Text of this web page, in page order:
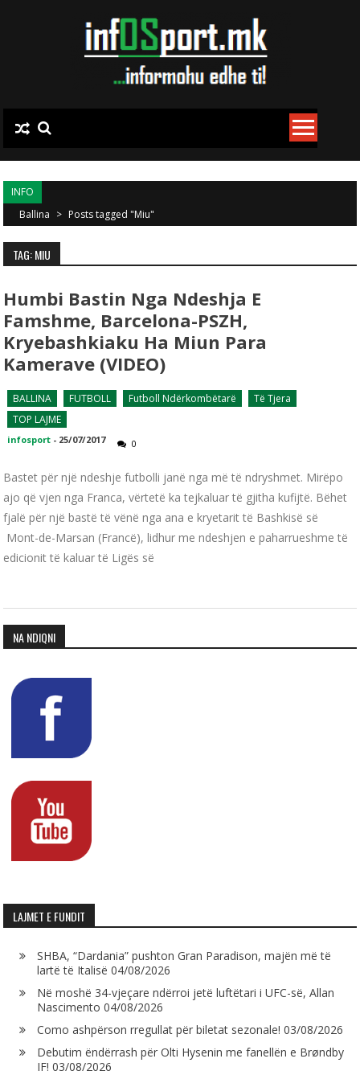
INFO
Ballina > Posts tagged "Miu"
TAG: MIU
Humbi Bastin Nga Ndeshja E
Famshme, Barcelona-PSZH,
Kryebashkiaku Ha Miun Para
Kamerave (VIDEO)
BALLINA FUTBOLL Futboll Ndërkombëtarë
Të Tjera
TOP LAJME
infosport - 25/07/2017 0
Bastet për një ndeshje futbolli janë nga më të ndryshmet. Mirëpo
ajo që vjen nga Franca, vërtetë ka tejkaluar të gjitha kufijtë. Bëhet
fjalë për një bastë të vënë nga ana e kryetarit të Bashkisë së
Mont-de-Marsan (Francë), lidhur me ndeshjen e paharrueshme të
edicionit të kaluar të Ligës së
NA NDIQNI
LAJMET E FUNDIT
SHBA, “Dardania” pushton Gran Paradison, majën më të
lartë të Italisë 04/08/2026
Në moshë 34-vjeçare ndërroi jetë luftëtari i UFC-së, Allan
Nascimento 04/08/2026
Como ashpërson rregullat për biletat sezonale! 03/08/2026
Debutim ëndërrash për Olti Hysenin me fanellën e Brøndby
IF! 03/08/2026